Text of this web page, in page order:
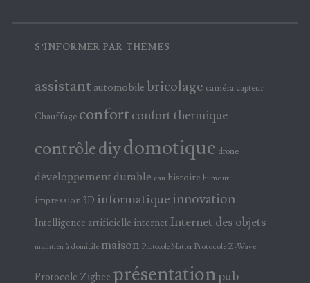
S’INFORMER PAR THÈMES
assistant automobile bricolage caméra capteur
Chauffage confort confort thermique
contrôlediydomotique drone
développement durable eau histoire humour
impression 3D informatique innovation
Intelligence artificielle internet Internet des objets
maintien à domicile maison Protocole Matter Protocole Z-Wave
Protocole Zigbee présentationpub